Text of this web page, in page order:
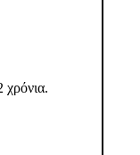
χρόνια.